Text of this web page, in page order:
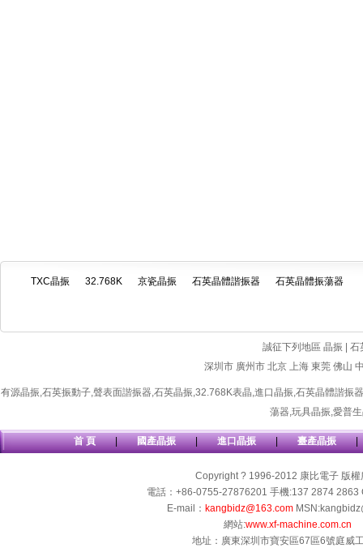
TXC晶振 32.768K 京瓷晶振 石英晶體諧振器 石英晶體振蕩器
誠征下列地區 晶振 |
深圳市 廣州市 北京 上海 東莞 佛山
有源晶振,石英振動子,聲表面諧振器,石英晶振,32.768K表晶,進口晶振,石英晶體諧振器
蕩器,玩具晶振,愛普
首 頁 | 國產晶振 | 進口晶振 | 臺產晶振 |
Copyright ? 1996-2012 康比電子 版權
電話：+86-0755-27876201 手機:137 2874 2863
E-mail： kangbidz@163.com
網站:www.xf-machine.com.cn
地址：廣東深圳市寶安區67區6號庭威